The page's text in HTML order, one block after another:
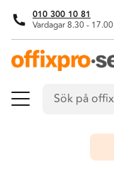
Meny
010 300 10 81
Vardagar 8.30 - 17.00